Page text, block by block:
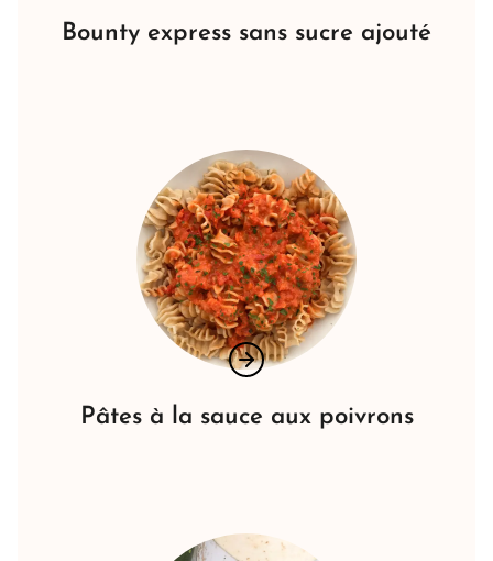
Bounty express sans sucre ajouté
Pâtes à la sauce aux poivrons